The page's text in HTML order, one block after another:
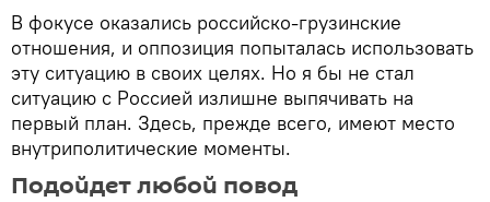
В фокусе оказались российско-грузинские
отношения, и оппозиция попыталась использовать
эту ситуацию в своих целях. Но я бы не стал
ситуацию с Россией излишне выпячивать на
первый план. Здесь, прежде всего, имеют место
внутриполитические моменты.
Подойдет любой повод